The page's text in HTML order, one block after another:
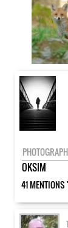
OKSIM
41